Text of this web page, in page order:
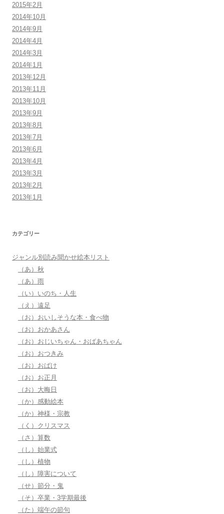
2015年2月
2014年10月
2014年9月
2014年4月
2014年3月
2014年1月
2013年12月
2013年11月
2013年10月
2013年9月
2013年8月
2013年7月
2013年6月
2013年4月
2013年3月
2013年2月
2013年1月
カテゴリー
ジャンル別読み聞かせ絵本リスト
（あ）秋
（あ）雨
（い）いのち・人生
（え）遠足
（お）おいしそうな本・食べ物
（お）おかあさん
（お）おじいちゃん・おばあちゃん
（お）おつきみ
（お）おばけ
（お）お正月
（お）大晦日
（か）感動絵本
（か）神様・宗教
（く）クリスマス
（さ）算数
（し）始業式
（し）植物
（し）障害について
（せ）節分・鬼
（そ）卒業・3学期最後
（た）端午の節句